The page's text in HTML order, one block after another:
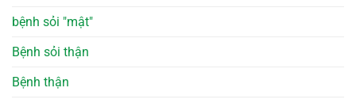
bệnh sỏi "mật"
Bệnh sỏi thận
Bệnh thận